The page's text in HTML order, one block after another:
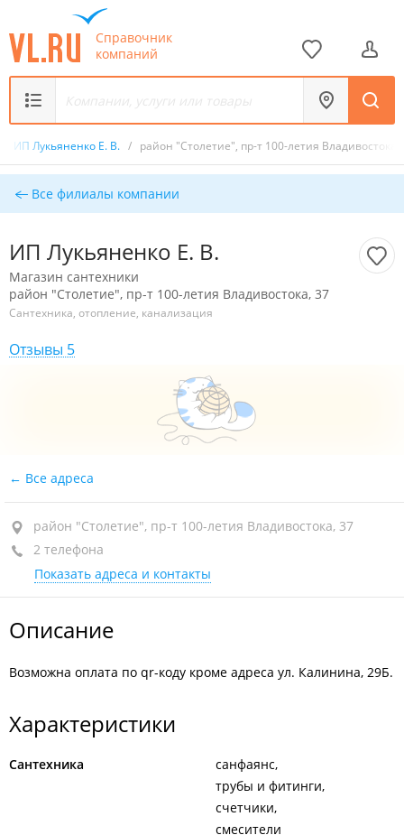
Справочник
компаний
ИП Лукьяненко Е. В. / район "Столетие", пр-т 100-летия Владивостока,
Все филиалы компании
ИП Лукьяненко Е. В.
Магазин сантехники
район "Столетие", пр-т 100-летия Владивостока, 37
Сантехника, отопление, канализация
Отзывы 5
Все адреса
район "Столетие", пр-т 100-летия Владивостока, 37
2 телефона
Показать адреса и контакты
Описание
Возможна оплата по qr-коду кроме адреса ул. Калинина, 29Б.
Характеристики
Сантехника
санфаянс
трубы и фитинги
счетчики
смесители